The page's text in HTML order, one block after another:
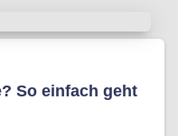
So einfach geht